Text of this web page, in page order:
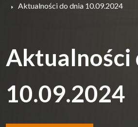
Aktualności do dnia 10.09.2024
Aktualności
10.09.2024